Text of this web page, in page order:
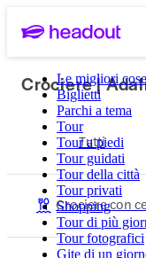
Le migliori
Biglietti
Parchi a tema
Tour
Tour a piedi
Tour guidati
Tour della città
Tour privati
Shopping
Tour di più
Tour fotografici
Gite di un
Crociere |
Tutti
Crociere con